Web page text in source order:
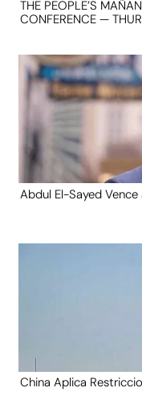
THE PEOPLE’S
CONFERENCE —
Abdul El-Sayed
China Aplica